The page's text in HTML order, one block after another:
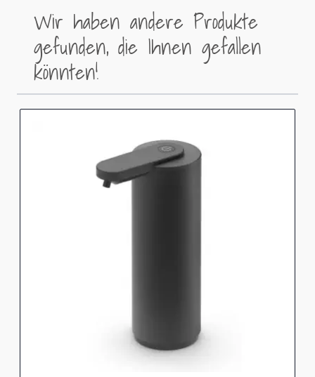
Wir haben andere Produkte
gefunden, die Ihnen gefallen
könnten!